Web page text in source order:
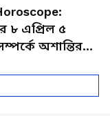
৮ এপ্রিল ৫
অশান্তির
রাশিফল